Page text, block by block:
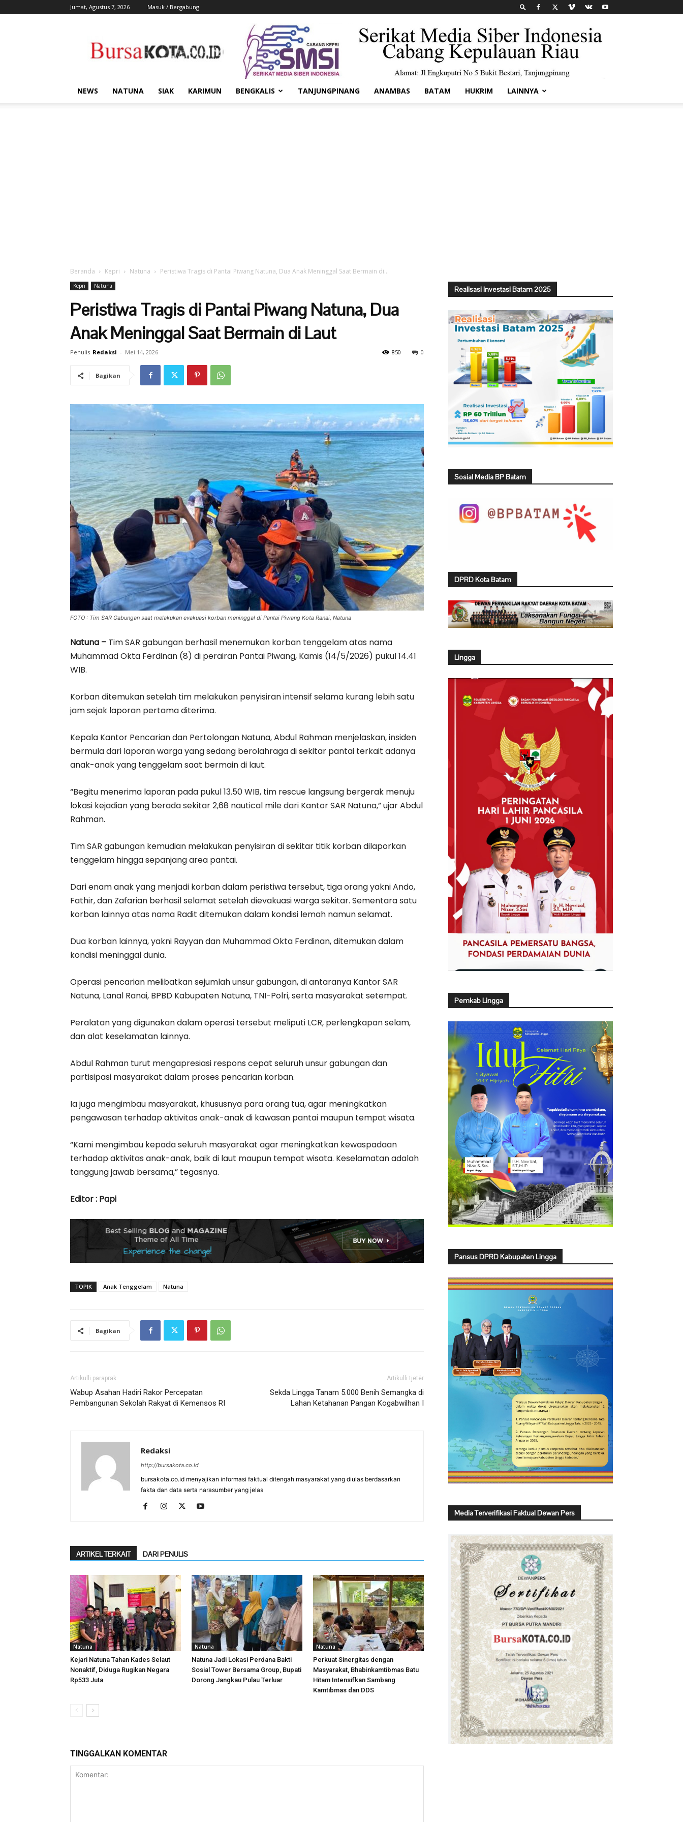
Jumat, Agustus 7, 2026 Masuk / Bergabung
Kota
NEWS NATUNA SIAK KARIMUN BENGKALIS TANJUNGPINANG ANAMBAS BATAM HUKRIM LAINNYA
Beranda Kepri Natuna Peristiwa Tragis di Pantai Piwang Natuna, Dua Anak Meninggal Saat Bermain di...
Kepri Natuna
Peristiwa Tragis di Pantai Piwang Natuna, Dua
Anak Meninggal Saat Bermain di Laut
Penulis Redaksi - Mei 14, 2026 0
850
Bagikan
FOTO : Tim SAR Gabungan saat melakukan evakuasi korban meninggal di Pantai Piwang Kota Ranai, Natuna
Natuna – Tim SAR gabungan berhasil menemukan korban tenggelam atas nama
Muhammad Okta Ferdinan (8) di perairan Pantai Piwang, Kamis (14/5/2026) pukul 14.41
WIB.
Korban ditemukan setelah tim melakukan penyisiran intensif selama kurang lebih satu
jam sejak laporan pertama diterima.
Kepala Kantor Pencarian dan Pertolongan Natuna, Abdul Rahman menjelaskan, insiden
bermula dari laporan warga yang sedang berolahraga di sekitar pantai terkait adanya
anak-anak yang tenggelam saat bermain di laut.
“Begitu menerima laporan pada pukul 13.50 WIB, tim rescue langsung bergerak menuju
lokasi kejadian yang berada sekitar 2,68 nautical mile dari Kantor SAR Natuna,” ujar Abdul
Rahman.
Tim SAR gabungan kemudian melakukan penyisiran di sekitar titik korban dilaporkan
tenggelam hingga sepanjang area pantai.
Dari enam anak yang menjadi korban dalam peristiwa tersebut, tiga orang yakni Ando,
Fathir, dan Zafarian berhasil selamat setelah dievakuasi warga sekitar. Sementara satu
korban lainnya atas nama Radit ditemukan dalam kondisi lemah namun selamat.
Dua korban lainnya, yakni Rayyan dan Muhammad Okta Ferdinan, ditemukan dalam
kondisi meninggal dunia.
Operasi pencarian melibatkan sejumlah unsur gabungan, di antaranya Kantor SAR
Natuna, Lanal Ranai, BPBD Kabupaten Natuna, TNI-Polri, serta masyarakat setempat.
Peralatan yang digunakan dalam operasi tersebut meliputi LCR, perlengkapan selam,
dan alat keselamatan lainnya.
Abdul Rahman turut mengapresiasi respons cepat seluruh unsur gabungan dan
partisipasi masyarakat dalam proses pencarian korban.
Ia juga mengimbau masyarakat, khususnya para orang tua, agar meningkatkan
pengawasan terhadap aktivitas anak-anak di kawasan pantai maupun tempat wisata.
“Kami mengimbau kepada seluruh masyarakat agar meningkatkan kewaspadaan
terhadap aktivitas anak-anak, baik di laut maupun tempat wisata. Keselamatan adalah
tanggung jawab bersama,” tegasnya.
Editor : Papi
TOPIK Anak Tenggelam Natuna
Bagikan
Artikulli paraprak
Wabup Asahan Hadiri Rakor Percepatan
Pembangunan Sekolah Rakyat di Kemensos RI
Artikulli tjetër
Sekda Lingga Tanam 5.000 Benih Semangka di
Lahan Ketahanan Pangan Kogabwilhan I
Redaksi
http://bursakota.co.id
bursakota.co.id menyajikan informasi faktual ditengah masyarakat yang diulas berdasarkan
fakta dan data serta narasumber yang jelas
ARTIKEL TERKAIT DARI PENULIS
Natuna
Kejari Natuna Tahan Kades Selaut
Nonaktif, Diduga Rugikan Negara
Rp533 Juta
Natuna
Natuna Jadi Lokasi Perdana Bakti
Sosial Tower Bersama Group, Bupati
Dorong Jangkau Pulau Terluar
Natuna
Perkuat Sinergitas dengan
Masyarakat, Bhabinkamtibmas Batu
Hitam Intensifkan Sambang
Kamtibmas dan DDS
TINGGALKAN KOMENTAR
Realisasi Investasi Batam 2025
Sosial Media BP Batam
DPRD Kota Batam
Lingga
Pemkab Lingga
Pansus DPRD Kabupaten Lingga
Media Terverifikasi Faktual Dewan Pers